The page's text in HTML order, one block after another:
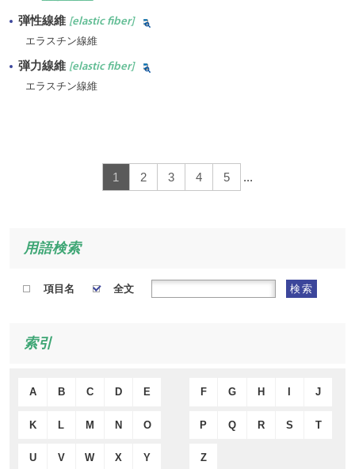
弾性線維 [elastic fiber]
エラスチン線維
弾力線維 [elastic fiber]
エラスチン線維
1 2 3 4 5 ...
用語検索
項目名 全文 検索
索引
A B C D E F G H J
K L M N O P Q R S T
U V W X Y Z